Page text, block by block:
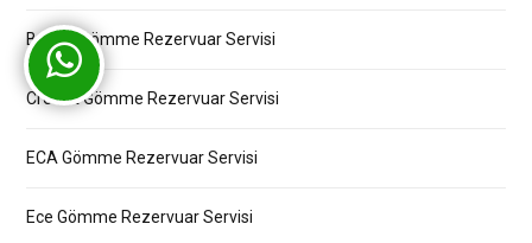
Bocchi Gömme Rezervuar Servisi
Creavit Gömme Rezervuar Servisi
ECA Gömme Rezervuar Servisi
Ece Gömme Rezervuar Servisi